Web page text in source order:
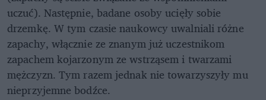
uczuć). Następnie, badane osoby ucięły sobie
drzemkę. W tym czasie naukowcy uwalniali różne
zapachy, włącznie ze znanym już uczestnikom
zapachem kojarzonym ze wstrząsem i twarzami
mężczyzn. Tym razem jednak nie towarzyszyły mu
nieprzyjemne bodźce.